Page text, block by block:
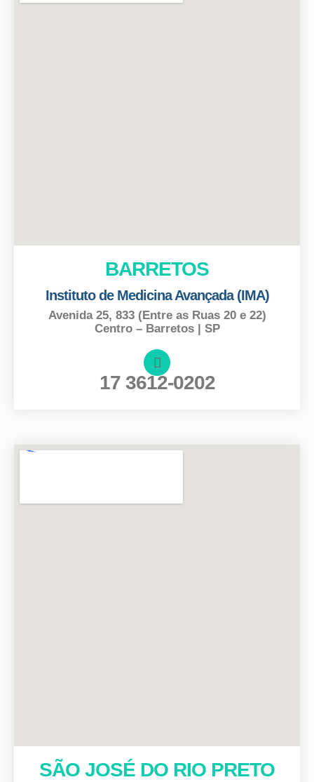
BARRETOS
Instituto de Medicina Avançada (IMA)
Avenida 25, 833 (Entre as Ruas 20 e 22)
Centro – Barretos | SP
17 3612-0202
SÃO JOSÉ DO RIO PRETO